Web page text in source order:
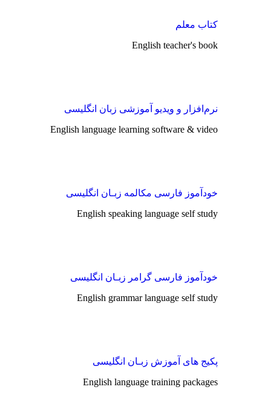
کتاب معلم
English teacher's book
نرم‌افزار و ویدیو آموزشی زبان انگلیسی
English language learning software & video
خودآموز فارسی مکالمه زبـان انگلیسی
English speaking language self study
خودآموز فارسی گرامر زبـان انگلیسی
English grammar language self study
پکیج های آموزش زبـان انگلیسی
English language training packages